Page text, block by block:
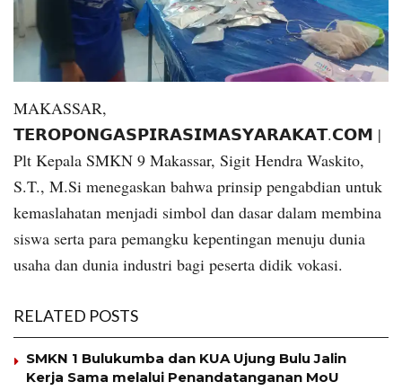
MAKASSAR,
𝗧𝗘𝗥𝗢𝗣𝗢𝗡𝗚𝗔𝗦𝗣𝗜𝗥𝗔𝗦𝗜𝗠𝗔𝗦𝗬𝗔𝗥𝗔𝗞𝗔𝗧.𝗖𝗢𝗠 |
Plt Kepala SMKN 9 Makassar, Sigit Hendra Waskito,
S.T., M.Si menegaskan bahwa prinsip pengabdian untuk
kemaslahatan menjadi simbol dan dasar dalam membina
siswa serta para pemangku kepentingan menuju dunia
usaha dan dunia industri bagi peserta didik vokasi.
RELATED POSTS
SMKN 1 Bulukumba dan KUA Ujung Bulu Jalin
Kerja Sama melalui Penandatanganan MoU